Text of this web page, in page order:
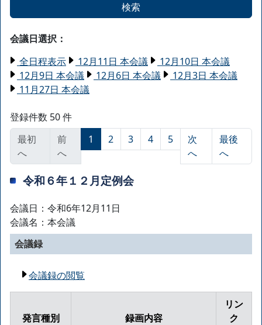
検索
会議日選択：
全日程表示
12月11日 本会議
12月10日 本会議
12月9日 本会議
12月6日 本会議
12月3日 本会議
11月27日 本会議
登録件数 50 件
最初
へ
前
へ
1 2 3 4 5
次
へ
最後
へ
令和６年１２月定例会
会議日：令和6年12月11日
会議名：本会議
会議録
会議録の閲覧
発言種別 録画内容
リン
ク